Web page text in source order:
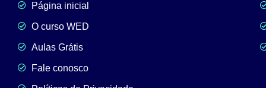
Página inicial
O curso WED
Aulas Grátis
Fale conosco